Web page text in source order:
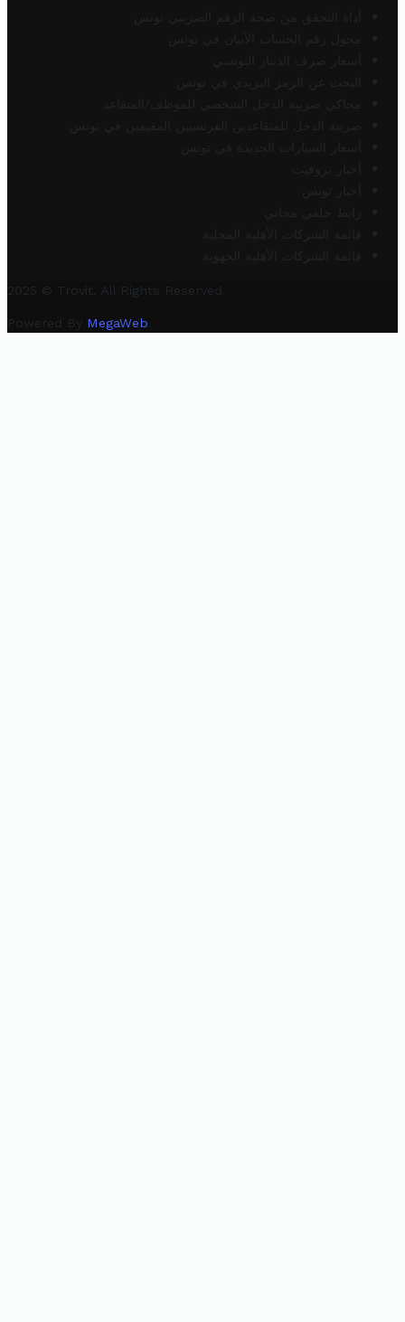
أداة التحقق من صحة الرقم الضريبي تونس
محول رقم الحساب الآيبان في تونس
أسعار صرف الدينار التونسي
البحث عن الرمز البريدي في تونس
محاكي ضريبة الدخل الشخصي للموظف/المتقاعد
ضريبة الدخل للمتقاعدين الفرنسيين المقيمين في تونس
أسعار السيارات الجديدة في تونس
أخبار تروفيت
أخبار تونس
رابط خلفي مجاني
قائمة الشركات الأهلية المحلية
قائمة الشركات الأهلية الجهوية
2025 © Trovit. All Rights Reserved.
Powered By MegaWeb